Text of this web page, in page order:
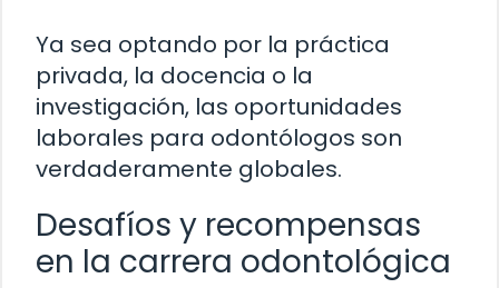
Ya sea optando por la práctica
privada, la docencia o la
investigación, las oportunidades
laborales para odontólogos son
verdaderamente globales.
Desafíos y recompensas
en la carrera odontológica